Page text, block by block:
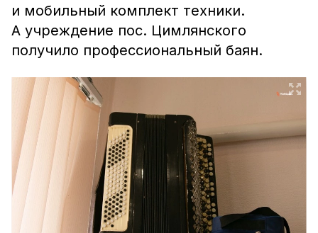
и мобильный комплект техники.
А учреждение пос. Цимлянского
получило профессиональный баян.